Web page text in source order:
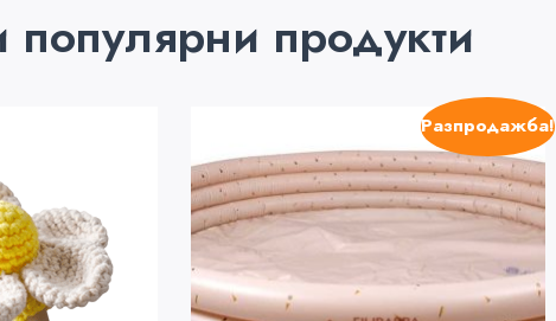
популярни продукти
Разпродажба!